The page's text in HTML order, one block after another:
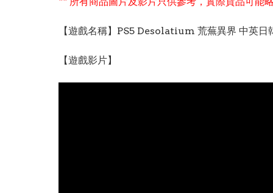
【遊戲名稱】PS5 Desolatium 荒蕪異界 中英日
【遊戲影片】